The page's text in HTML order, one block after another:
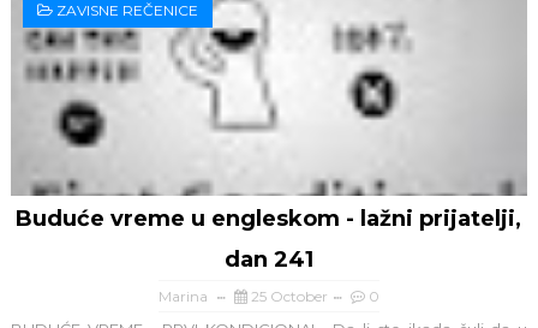
ZAVISNE REČENICE
Buduće vreme u engleskom - lažni prijatelji,
dan 241
Marina 25 October 0